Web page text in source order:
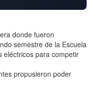
donde fueron
semestre de la Escuela
eléctricos para competir
propusieron poder